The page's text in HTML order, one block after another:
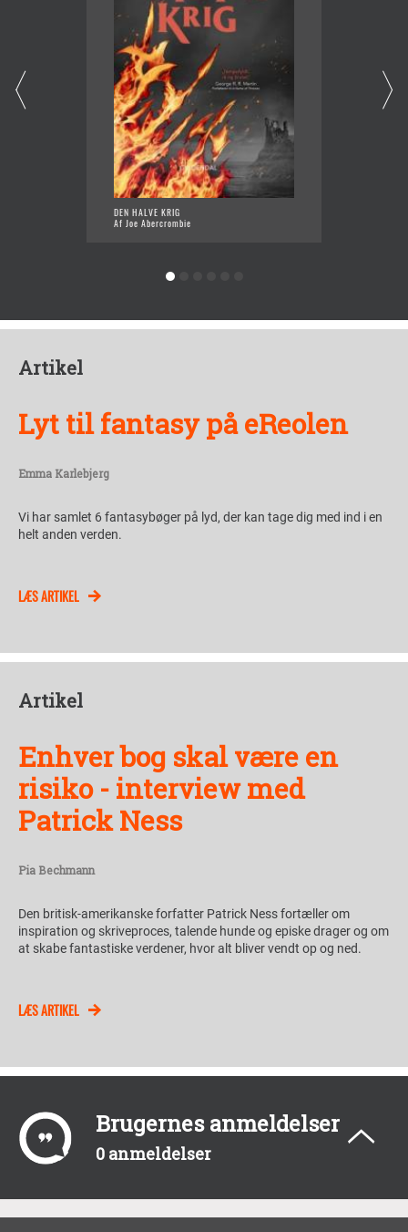
DEN HALVE KRIG
Af Joe Abercrombie
Artikel
Lyt til fantasy på eReolen
Emma Karlebjerg
Vi har samlet 6 fantasybøger på lyd, der kan tage dig med ind i en
helt anden verden.
LÆS ARTIKEL
Artikel
Enhver bog skal være en
risiko - interview med
Patrick Ness
Pia Bechmann
Den britisk-amerikanske forfatter Patrick Ness fortæller om
inspiration og skriveproces, talende hunde og episke drager og om
at skabe fantastiske verdener, hvor alt bliver vendt op og ned.
LÆS ARTIKEL
Brugernes anmeldelser
0 anmeldelser